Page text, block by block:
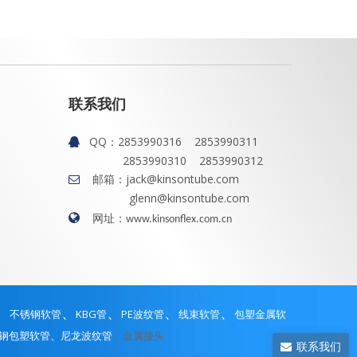
联系我们
 QQ： 2853990316 2853990311
2853990310 2853990312
 邮箱： jack@kinsontube.com
glenn@kinsontube.com
 网址： www.kinsonflex.com.cn
联系我们
不锈钢软管、 KBG管、 PE波纹管、 线束软管、 包塑金属软
包塑软管、尼龙波纹管、金属接头